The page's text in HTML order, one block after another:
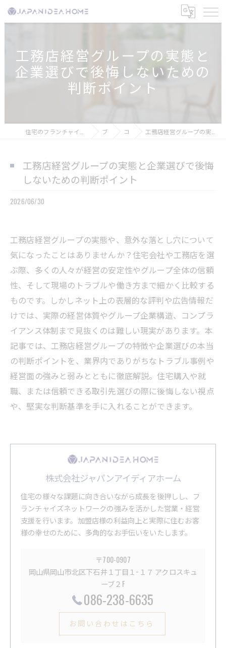
工務店経営グループの実態と
企業選びで後悔しないための
判断ポイント
ブログ コラム 工務店経営グループの実態と企業選びで後悔しないための判断ポイント
工務店経営グループの実態と企業選びで後悔
しないための判断ポイント
2026/06/30
工務店経営グループの実態や、意外な落とし穴について
気になったことはありませんか？住宅会社や工務店を選
ぶ際、多くの人々が経営の安定性やグループ全体の信頼
性、そして現場のトラブルや働き方まで細かく比較する
ものです。しかしネット上の表層的な評判や広告情報だ
けでは、実際の経営体質やグループ企業構造、コンプラ
イアンス体制まで見抜くのは難しい現実があります。本
記事では、工務店経営グループの特徴や企業選びの本当
の判断ポイントを、業界内でありがちなトラブル事例や
経営面の強みと弱みとともに徹底解説。住宅購入や就
職、または信頼できる取引先選びの際に後悔しない視点
や、堅実な判断基準を手に入れることができます。
株式会社ジャパンアイディアホーム
住宅の様々な課題に向き合いながら成長を後押しし、フ
ランチャイズネットワークの強みを活かした営業・経営
支援を行います。加盟店様の利益向上と実際に住むお客
様の幸せのために、多角的なお手伝いをいたします。
〒700-0907
岡山県岡山市北区下石井１丁目１−１７ アクロスキュ
ーブ２F
086-238-6635
お問い合わせはこちら